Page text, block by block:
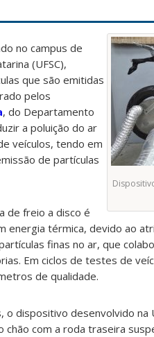
no campus de
(UFSC),
que são emitidas
pelos
, do Departamento
a poluição do ar
veículos, tendo em
de partículas
de freio a disco é
energia térmica, devido ao
finas no ar, que
Em ciclos de testes de
de qualidade.
dispositivo desenvolvido na
chão com a roda traseira